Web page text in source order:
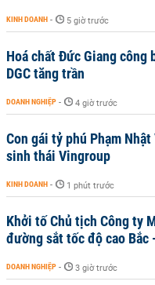
KINH DOANH - 5 giờ trước
Hoá chất Đức Giang công
DGC tăng trần
DOANH NGHIỆP - 4 giờ trước
Con gái tỷ phú Phạm
sinh thái Vingroup
KINH DOANH - 1 phút trước
Khởi tố Chủ tịch Công ty
đường sắt tốc độ cao Bắc
DOANH NGHIỆP - 3 giờ trước